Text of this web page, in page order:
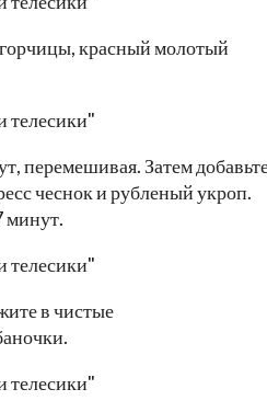
красный молотый
перемешивая. Затем
чеснок и рубленый укроп.
минут.
в чистые